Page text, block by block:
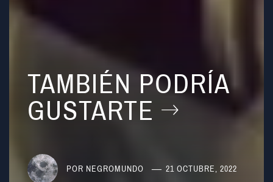
TAMBIÉN PODRÍA
GUSTARTE
POR NEGROMUNDO 21 OCTUBRE, 2022